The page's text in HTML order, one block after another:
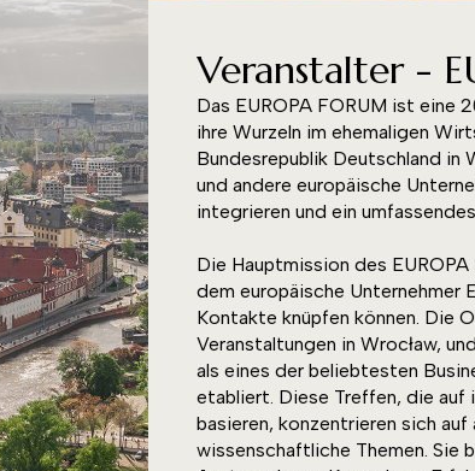
Veranstalter -
Das EUROPA FORUM ist eine
ihre Wurzeln im ehemaligen
Bundesrepublik Deutschland in
und andere europäische
integrieren und ein
Die Hauptmission des
dem europäische Unternehmer
Kontakte knüpfen können. Die
Veranstaltungen in Wrocław,
als eines der beliebtesten
etabliert. Diese Treffen, die auf
basieren, konzentrieren sich
wissenschaftliche Themen. Sie